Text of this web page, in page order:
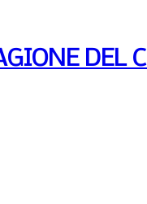
DEL